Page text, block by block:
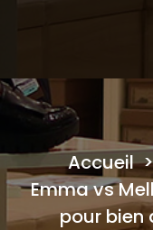
Accueil
Emma vs
pour bien